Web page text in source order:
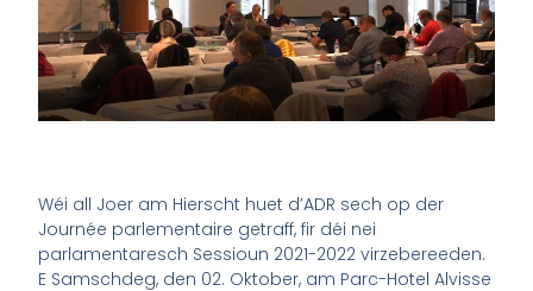
Wéi all Joer am Hierscht huet d’ADR sech op der
Journée parlementaire getraff, fir déi nei
parlamentaresch Sessioun 2021-2022 virzebereeden.
E Samschdeg, den 02. Oktober, am Parc-Hotel Alvisse